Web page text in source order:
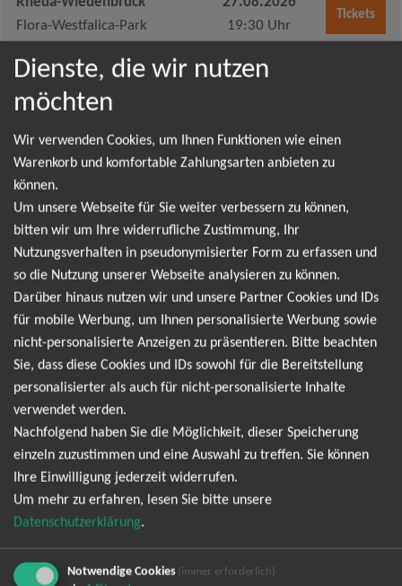
Flora-Westfalica-Park
19:30 Uhr
Tickets
Wilhelmshaven
Festplatz am Sportforum
10.09.2026
Lennestadt
Elspe Festival Freilichtbühne
19.09.2026
18:30 Uhr
The BossHoss
Erleben Sie The BossHoss live und sichern Sie sich jetzt Ihre
Tickets für das nächste Konzert der Kultband aus Berlin. Seit
ihrer Gründung haben The BossHoss mit ihrem einzigartigen
Mix aus Rock, Country und Blues die deutsche Musikszene
geprägt und sind längst weit über die Grenzen hinaus bekannt.
Mit energiegeladenen Shows, rauem Sound und jeder Menge
Charisma verwandeln die Musiker jede Bühne in eine Party, die
man nicht so schnell vergisst. Wer The BossHoss einmal live
erlebt hat, weiß, dass hier kein Fuß stillsteht und jedes Konzert
ein echtes Highlight ist. Die Nachfrage nach Tickets für The
BossHoss ist groß, denn ihre Konzerte sind regelmäßig
Dienste, die wir nutzen
möchten
Wir verwenden Cookies, um Ihnen Funktionen wie einen
Warenkorb und komfortable Zahlungsarten anbieten zu
können.
Um unsere Webseite für Sie weiter verbessern zu können,
bitten wir um Ihre widerrufliche Zustimmung, Ihr
Nutzungsverhalten in pseudonymisierter Form zu erfassen und
so die Nutzung unserer Webseite analysieren zu können.
Darüber hinaus nutzen wir und unsere Partner Cookies und IDs
für mobile Werbung, um Ihnen personalisierte Werbung sowie
nicht-personalisierte Anzeigen zu präsentieren. Bitte beachten
Sie, dass diese Cookies und IDs sowohl für die Bereitstellung
personalisierter als auch für nicht-personalisierte Inhalte
verwendet werden.
Nachfolgend haben Sie die Möglichkeit, dieser Speicherung
einzeln zuzustimmen und eine Auswahl zu treffen. Sie können
Ihre Einwilligung jederzeit widerrufen.
Um mehr zu erfahren, lesen Sie bitte unsere
Datenschutzerklärung.
Notwendige Cookies (immer erforderlich)